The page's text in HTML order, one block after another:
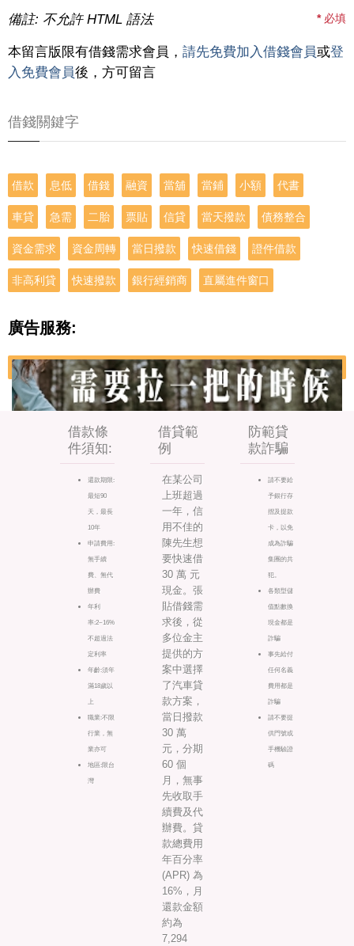
備註: 不允許 HTML 語法 *必填
本留言版限有借錢需求會員， 請先免費加入借錢會員或登
入免費會員後，方可留言
借錢關鍵字
借款 息低 借錢 融資 當舖 當鋪 小額 代書
車貸 急需 二胎 票貼 信貸 當天撥款 債務整合
資金需求 資金周轉 當日撥款 快速借錢 證件借款
非高利貸 快速撥款 銀行經銷商 直屬進件窗口
廣告服務:
借款條
件須知:
還款期限:
最短90
天，最長
10年
申請費用:
無手續
費、無代
辦費
年利
率:2~16%
不超過法
定利率
年齡:須年
滿18歲以
上
職業:不限
行業，無
業亦可
地區:限台
灣
借貸範
例
在某公司
上班超過
一年，信
用不佳的
陳先生想
要快速借
30 萬 元
現金。張
貼借錢需
求後，從
多位金主
提供的方
案中選擇
了汽車貸
款方案，
當日撥款
30 萬
元，分期
60 個
月，無事
先收取手
續費及代
辦費。貸
款總費用
年百分率
(APR) 為
16%，月
還款金額
約為
7,294
防範貸
款詐騙
請不要給
予銀行存
摺及提款
卡，以免
成為詐騙
集團的共
犯。
各類型儲
值點數換
現金都是
詐騙
事先給付
任何名義
費用都是
詐騙
請不要提
供門號或
手機驗證
碼